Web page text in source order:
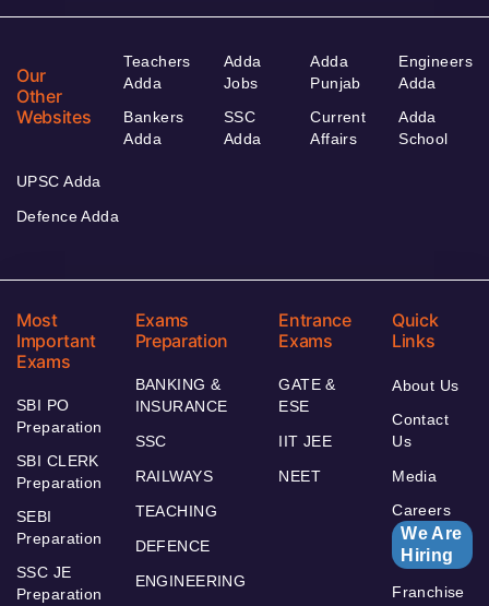
Our
Other
Websites
Teachers
Adda
Bankers
Adda
Adda
Jobs
SSC
Adda
Adda
Punjab
Current
Affairs
Engineers
Adda
Adda
School
UPSC Adda
Defence Adda
Most
Important
Exams
SBI PO
Preparation
SBI CLERK
Preparation
SEBI
Preparation
SSC JE
Preparation
Exams
Preparation
BANKING &
INSURANCE
SSC
RAILWAYS
TEACHING
DEFENCE
ENGINEERING
Entrance
Exams
GATE &
ESE
IIT JEE
NEET
Quick
Links
About Us
Contact
Us
Media
Careers
We Are
Hiring
Franchise